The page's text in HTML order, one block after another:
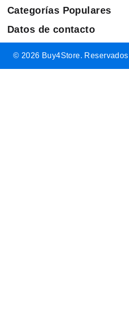
Categorías Populares
Datos de contacto
© 2026 Buy4Store.